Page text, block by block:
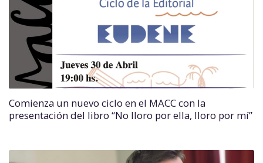
Comienza un nuevo ciclo en el MACC con la
presentación del libro “No lloro por ella, lloro por mí”